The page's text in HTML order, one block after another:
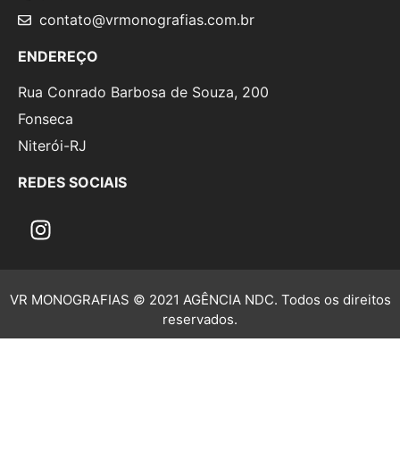
contato@vrmonografias.com.br
ENDEREÇO
Rua Conrado Barbosa de Souza, 200
Fonseca
Niterói-RJ
REDES SOCIAIS
VR MONOGRAFIAS © 2021 AGÊNCIA NDC. Todos os direitos
reservados.